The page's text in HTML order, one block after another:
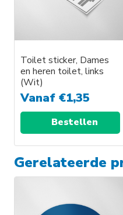
Toilet sticker, Dames
en heren toilet, links
(Wit)
Vanaf €1,35
Bestellen
Gerelateerde